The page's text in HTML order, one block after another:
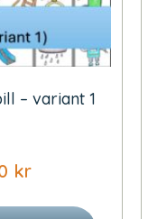
– variant 1
kr